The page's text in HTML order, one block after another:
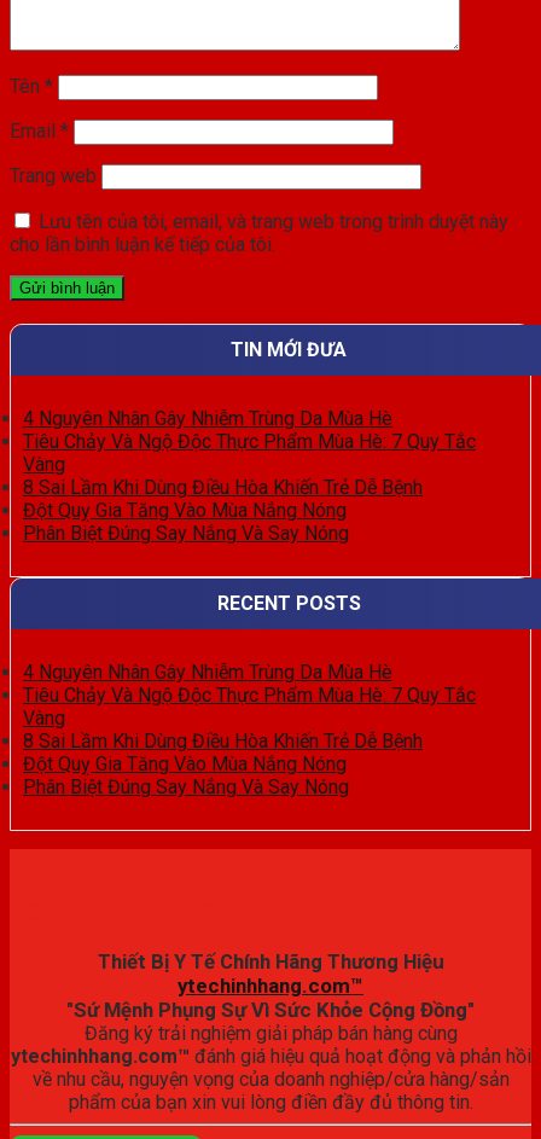
Tên *
Email *
Trang web
Lưu tên của tôi, email, và trang web trong trình duyệt này
cho lần bình luận kế tiếp của tôi.
TIN MỚI ĐƯA
4 Nguyên Nhân Gây Nhiễm Trùng Da Mùa Hè
Tiêu Chảy Và Ngộ Độc Thực Phẩm Mùa Hè: 7 Quy Tắc
Vàng
8 Sai Lầm Khi Dùng Điều Hòa Khiến Trẻ Dễ Bệnh
Đột Quỵ Gia Tăng Vào Mùa Nắng Nóng
Phân Biệt Đúng Say Nắng Và Say Nóng
RECENT POSTS
4 Nguyên Nhân Gây Nhiễm Trùng Da Mùa Hè
Tiêu Chảy Và Ngộ Độc Thực Phẩm Mùa Hè: 7 Quy Tắc
Vàng
8 Sai Lầm Khi Dùng Điều Hòa Khiến Trẻ Dễ Bệnh
Đột Quỵ Gia Tăng Vào Mùa Nắng Nóng
Phân Biệt Đúng Say Nắng Và Say Nóng
Thiết Bị Y Tế Chính Hãng Thương Hiệu
ytechinhhang.com™
"Sứ Mệnh Phụng Sự Vì Sức Khỏe Cộng Đồng"
Đăng ký trải nghiệm giải pháp bán hàng cùng
ytechinhhang.com™ đánh giá hiệu quả hoạt động và phản hồi
về nhu cầu, nguyện vọng của doanh nghiệp/cửa hàng/sản
phẩm của bạn xin vui lòng điền đầy đủ thông tin.